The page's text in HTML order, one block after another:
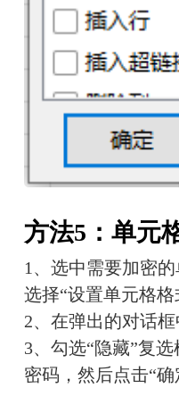
方法5：单元
1、选中需要加密
选择“设置单元格格
2、在弹出的对话
3、勾选“隐藏”复
密码，然后点击“